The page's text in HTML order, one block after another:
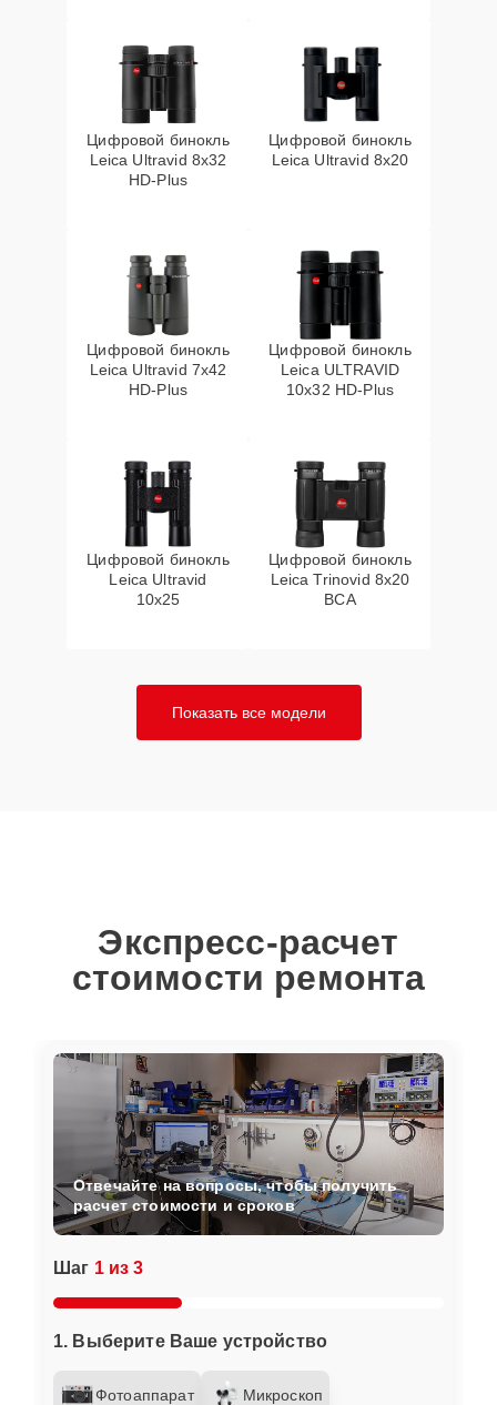
Цифровой бинокль
Leica Ultravid 8x32
HD-Plus
Цифровой бинокль
Leica Ultravid 8x20
Цифровой бинокль
Leica Ultravid 7x42
HD-Plus
Цифровой бинокль
Leica ULTRAVID
10x32 HD-Plus
Цифровой бинокль
Leica Ultravid
10x25
Цифровой бинокль
Leica Trinovid 8x20
BCA
Показать все модели
Экспресс-расчет
стоимости ремонта
Шаг 1 из 3
1. Выберите Ваше устройство
Фотоаппарат Микроскоп
Отвечайте на вопросы, чтобы получить
расчет стоимости и сроков